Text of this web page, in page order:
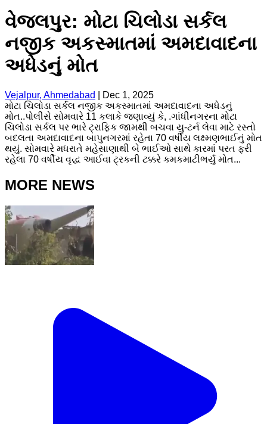
વેજલપુર: મોટા ચિલોડા સર્કલ
નજીક અકસ્માતમાં અમદાવાદના
અધેડનું મોત
Vejalpur, Ahmedabad
Dec 1, 2025
મોટા ચિલોડા સર્કલ નજીક અકસ્માતમાં અમદાવાદના અધેડનું
મોત..પોલીસે સોમવારે 11 કલાકે જણાવ્યું કે, .ગાંધીનગરના મોટા
ચિલોડા સર્કલ પર ભારે ટ્રાફિક જામથી બચવા યુ-ટર્ન લેવા માટે રસ્તો
બદલતા અમદાવાદના બાપુનગરમાં રહેતા 70 વર્ષીય લક્ષ્મણભાઈનું મોત
થયું. સોમવારે મધરાતે મહેસાણાથી બે ભાઈઓ સાથે કારમાં પરત ફરી
રહેલા 70 વર્ષીય વૃદ્ધ આઈવા ટ્રકની ટક્કરે કમકમાટીભર્યું મોત...
MORE NEWS